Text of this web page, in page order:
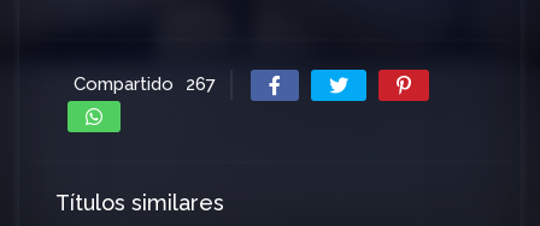
Compartido 267
Títulos similares